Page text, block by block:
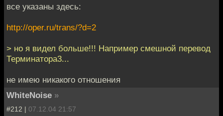
все указаны здесь:
http://oper.ru/trans/?d=2
> но я видел больше!!! Например смешной перевод
Терминатора3...
не имею никакого отношения
WhiteNoise »
#212 | 07.12.04 21:57